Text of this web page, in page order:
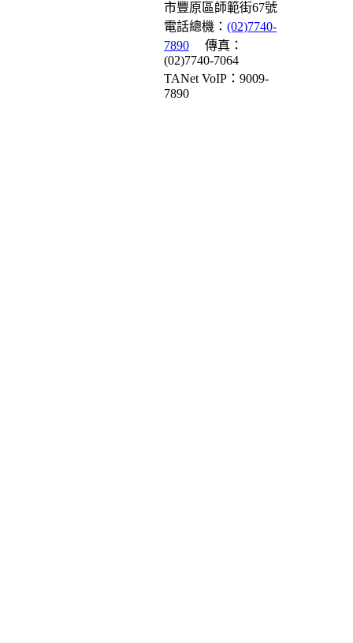
市豐原區師範街67號
電話總機： (02)7740-
7890
傳真：
(02)7740-7064
TANet VoIP：9009-
7890